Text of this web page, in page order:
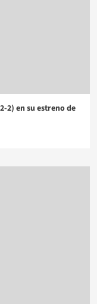
2) en su estreno de